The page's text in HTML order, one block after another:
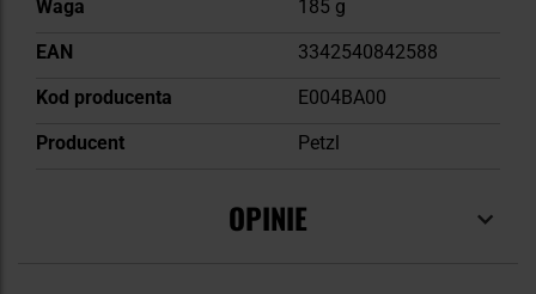
Waga
185 g
EAN
3342540842588
Kod producenta
E004BA00
Producent
Petzl
OPINIE